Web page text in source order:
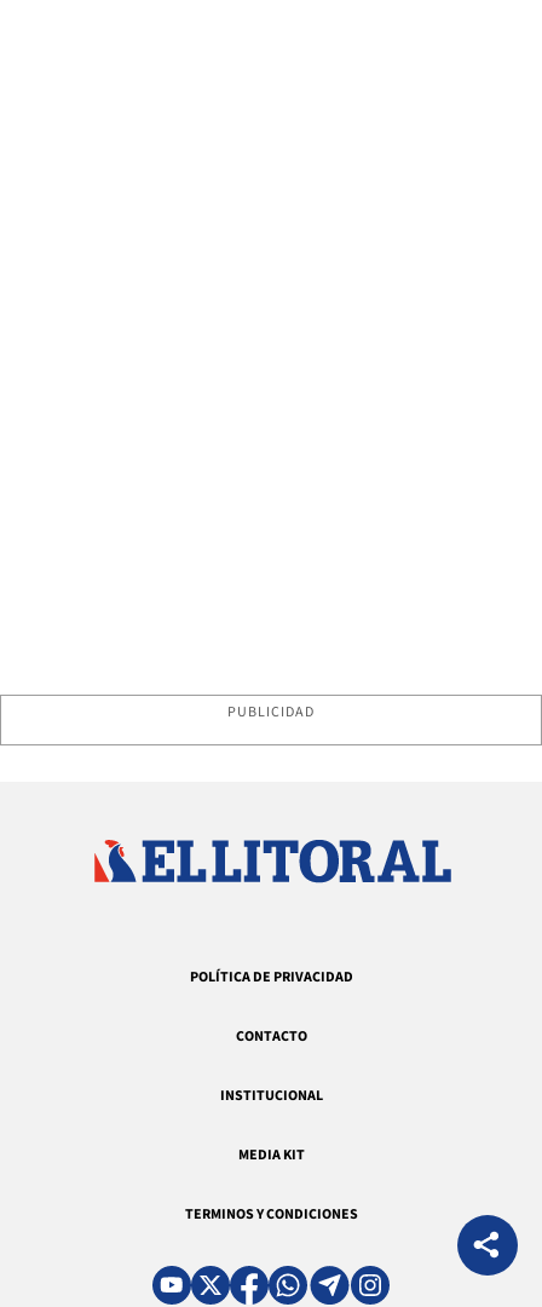
PUBLICIDAD
POLÍTICA DE PRIVACIDAD
CONTACTO
INSTITUCIONAL
MEDIA KIT
TERMINOS Y CONDICIONES